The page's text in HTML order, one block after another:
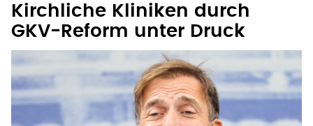
Kirchliche Kliniken durch
GKV-Reform unter Druck